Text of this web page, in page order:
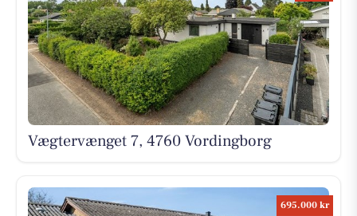
Vægtervænget 7, 4760 Vordingborg
695.000 kr